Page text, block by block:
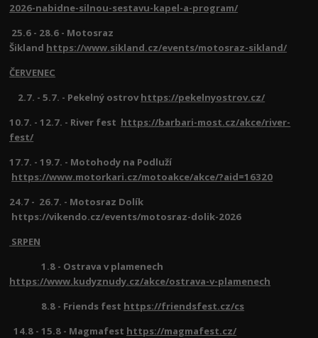
2026-nabidne-silnou-sestavu-kapel-a-program/
25.6 - 28.6 - Motosraz
Šikland https://www.sikland.cz/events/motosraz-sikland/
ČERVENEC
2.7. - 5.7. - Pekelný ostrov https://pekelnyostrov.cz/
10.7. - 12.7. - River fest https://barbari-most.cz/akce/river-
fest/
17.7. - 19.7. - Motohody na Podluží
https://www.motorkari.cz/motoakce/akce/?aid=16320
24.7 - 26.7. - Motosraz Dolík
https://vikendo.cz/events/motosraz-dolik-2026
SRPEN
1.8 - Ostrava v plamenech
https://www.kudyznudy.cz/akce/ostrava-v-plamenech
8.8 - Friends fest https://friendsfest.cz/cs
14.8 - 15.8 - Magmafest https://magmafest.cz/